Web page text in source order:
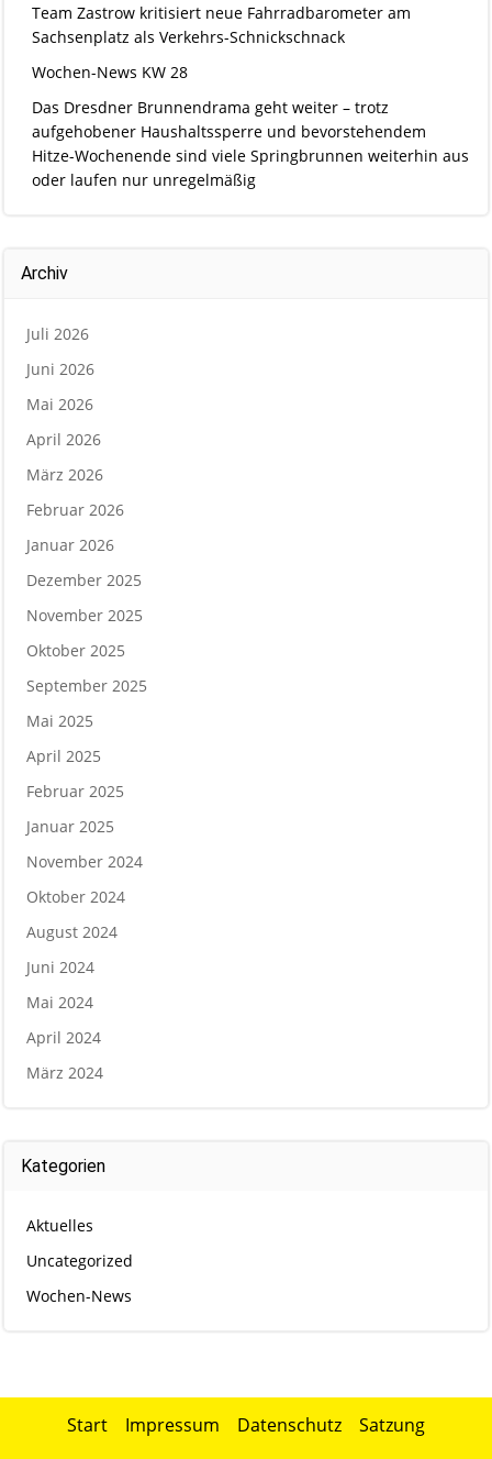
Team Zastrow kritisiert neue Fahrradbarometer am
Sachsenplatz als Verkehrs-Schnickschnack
Wochen-News KW 28
Das Dresdner Brunnendrama geht weiter – trotz
aufgehobener Haushaltssperre und bevorstehendem
Hitze-Wochenende sind viele Springbrunnen weiterhin aus
oder laufen nur unregelmäßig
Archiv
Juli 2026
Juni 2026
Mai 2026
April 2026
März 2026
Februar 2026
Januar 2026
Dezember 2025
November 2025
Oktober 2025
September 2025
Mai 2025
April 2025
Februar 2025
Januar 2025
November 2024
Oktober 2024
August 2024
Juni 2024
Mai 2024
April 2024
März 2024
Kategorien
Aktuelles
Uncategorized
Wochen-News
Start Impressum Datenschutz Satzung